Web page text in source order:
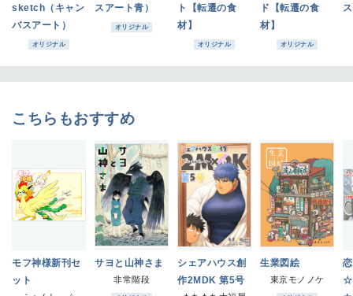
sketch（キャン
バスアート）
オリジナル
スアート青）
オリジナル
ト【転遷の食
材】
オリジナル
ド【転遷の食
材】
オリジナル
こちらもおすすめ
モフ神様新刊セ
ット
サヨと山神さま
非常階段
シェアハウス創
作2MDK 第5号
生業図絵
東京モノノケ
☆